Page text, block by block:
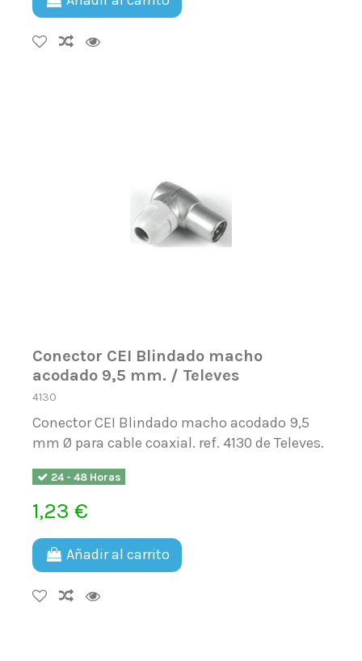
Conector CEI Blindado macho
acodado 9,5 mm. / Televes
4130
Conector CEI Blindado macho acodado 9,5
mm Ø para cable coaxial. ref. 4130 de Televes.
24 - 48 Horas
1,23 €
Añadir al carrito